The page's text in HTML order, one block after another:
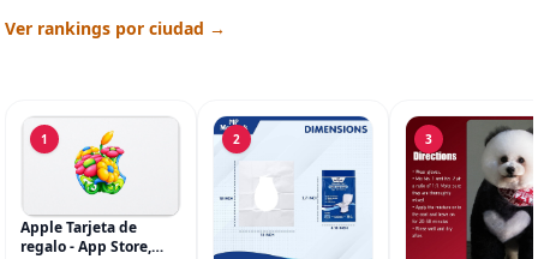
Ver rankings por ciudad →
1
Apple Tarjeta de
regalo - App Store,
2 3